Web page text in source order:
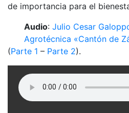
de importancia para el
Audio: Julio Cesar
Agrotécnica «Cantón de
(Parte 1 – Parte 2).